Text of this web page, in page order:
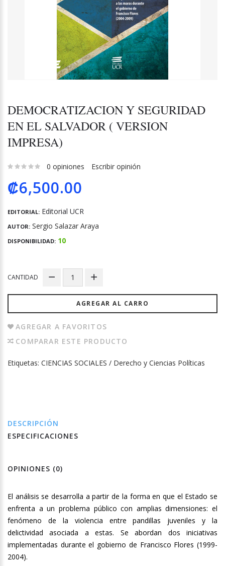
DEMOCRATIZACION Y SEGURIDAD
EN EL SALVADOR ( VERSION
IMPRESA)
0 opiniones Escribir opinión
₡6,500.00
EDITORIAL: Editorial UCR
AUTOR: Sergio Salazar Araya
DISPONIBILIDAD: 10
CANTIDAD
AGREGAR AL CARRO
AGREGAR A FAVORITOS
COMPARAR ESTE PRODUCTO
Etiquetas: CIENCIAS SOCIALES / Derecho y Ciencias Políticas
DESCRIPCIÓN
ESPECIFICACIONES
OPINIONES (0)
El análisis se desarrolla a partir de la forma en que el Estado se
enfrenta a un problema público con amplias dimensiones: el
fenómeno de la violencia entre pandillas juveniles y la
delictividad asociada a estas. Se abordan dos iniciativas
implementadas durante el gobierno de Francisco Flores (1999-
2004).